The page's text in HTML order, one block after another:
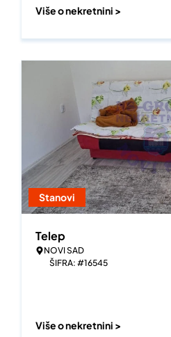
Više o nekretnini >
Stanovi
Telep
NOVI SAD
ŠIFRA: #16545
Više o nekretnini >